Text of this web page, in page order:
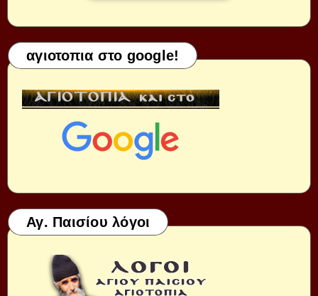
αγιοτοπια στο google!
Αγ. Παισίου λόγοι